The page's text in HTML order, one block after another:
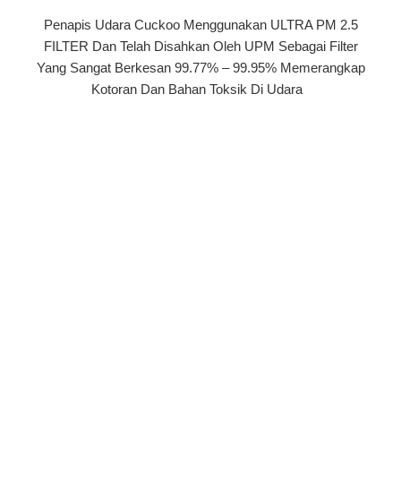
Penapis Udara Cuckoo Menggunakan ULTRA PM 2.5
FILTER Dan Telah Disahkan Oleh UPM Sebagai Filter
Yang Sangat Berkesan 99.77% – 99.95% Memerangkap
Kotoran Dan Bahan Toksik Di Udara